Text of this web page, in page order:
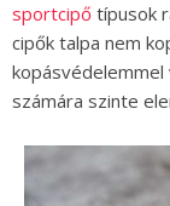
sportcipő típusok
cipők talpa nem
kopásvédelemmel
számára szinte